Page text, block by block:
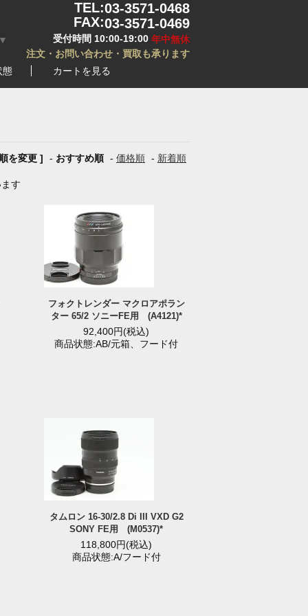
TEL:03-3571-0468
FAX:03-3571-0469
受付時間 10:00-19:00 年中無休
注文・お問い合わせ・買取も承ります
▼
態 カートを見る
を変更 ] - おすすめ順 - 価格順 - 新着順
す
フォクトレンダー マクロアポラン
ター 65/2 ソニーFE用 (A4121)*
92,400円(税込)
商品状態:AB/元箱、フード付
タムロン 16-30/2.8 Di III VXD G2
SONY FE用 (M0537)*
118,800円(税込)
商品状態:A/フード付